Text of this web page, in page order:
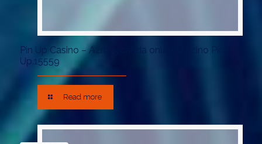
Pin Up Casino – Azrbaycanda onlayn kazino Pin-
Up.15559
Read more